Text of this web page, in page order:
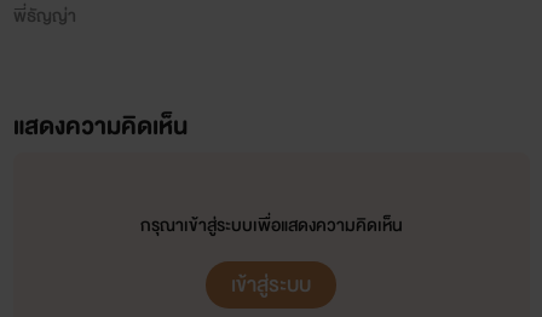
พี่ธัญญ่า
แสดงความคิดเห็น
กรุณาเข้าสู่ระบบเพื่อแสดงความคิดเห็น
เข้าสู่ระบบ